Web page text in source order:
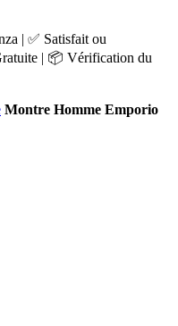
| ✅ Satisfait ou
| 📦 Vérification du
Montre Homme Emporio